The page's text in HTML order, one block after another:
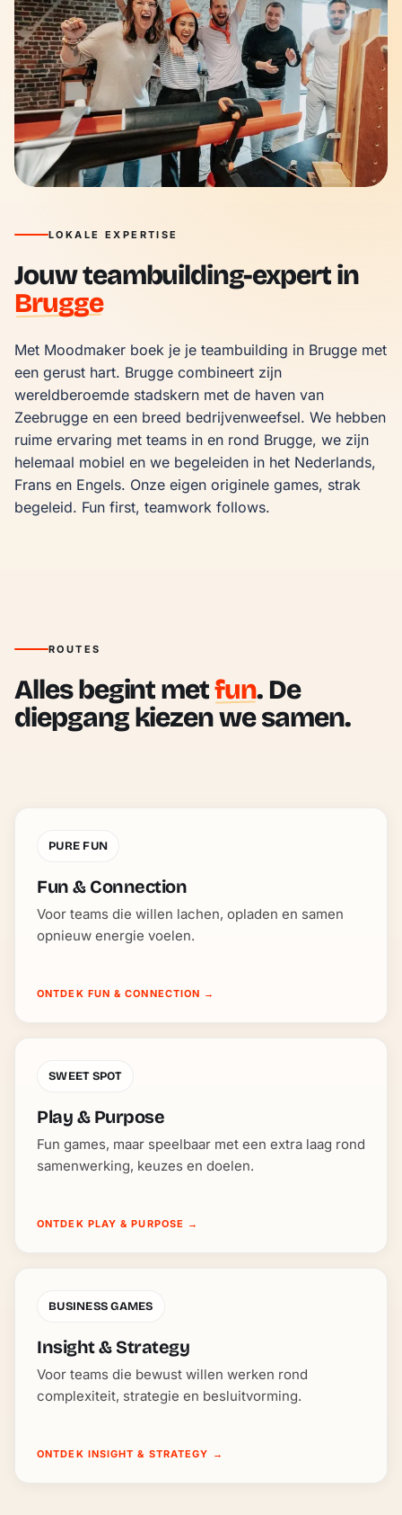
LOKALE EXPERTISE
Jouw teambuilding-expert in
Brugge
Met Moodmaker boek je je teambuilding in Brugge met
een gerust hart. Brugge combineert zijn
wereldberoemde stadskern met de haven van
Zeebrugge en een breed bedrijvenweefsel. We hebben
ruime ervaring met teams in en rond Brugge, we zijn
helemaal mobiel en we begeleiden in het Nederlands,
Frans en Engels. Onze eigen originele games, strak
begeleid. Fun first, teamwork follows.
ROUTES
Alles begint metfun. De
diepgang kiezen we samen.
PURE FUN
Fun & Connection
Voor teams die willen lachen, opladen en samen
opnieuw energie voelen.
ONTDEK FUN & CONNECTION →
SWEET SPOT
Play & Purpose
Fun games, maar speelbaar met een extra laag rond
samenwerking, keuzes en doelen.
ONTDEK PLAY & PURPOSE →
BUSINESS GAMES
Insight & Strategy
Voor teams die bewust willen werken rond
complexiteit, strategie en besluitvorming.
ONTDEK INSIGHT & STRATEGY →